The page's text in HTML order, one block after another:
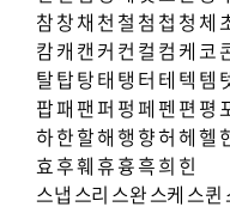
참창채 천 철 첨 첩 청 체
캄캐 캔 커 컨 컬 컴 케 코
탈탑탕태 탱 터 테 텍 템
팝패팬퍼 펑페펜 편 평
하한할해행 향허헤헬
효 후훼휴흉흑희 힌
스냅 스리 스완스케 스퀸